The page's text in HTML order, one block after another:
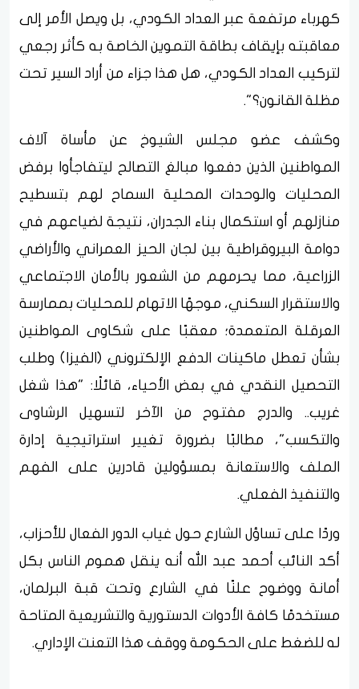
كهرباء مرتفعة عبر العداد الكودي، بل ويصل الأمر إلى
معاقبته بإيقاف بطاقة التموين الخاصة به كأثر رجعي
لتركيب العداد الكودي، هل هذا جزاء من أراد السير تحت
مظلة القانون؟".
​وكشف عضو مجلس الشيوخ عن مأساة آلاف
المواطنين الذين دفعوا مبالغ التصالح ليتفاجأوا برفض
المحليات والوحدات المحلية السماح لهم بتسطيح
منازلهم أو استكمال بناء الجدران، نتيجة لضياعهم في
دوامة البيروقراطية بين لجان الحيز العمراني والأراضي
الزراعية، مما يحرمهم من الشعور بالأمان الاجتماعي
والاستقرار السكني، موجهًا الاتهام للمحليات بممارسة
العرقلة المتعمدة؛ معقبًا على شكاوى المواطنين
بشأن تعطل ماكينات الدفع الإلكتروني (الفيزا) وطلب
التحصيل النقدي في بعض الأحياء، قائلًا: "هذا شغل
غريب.. والدرج مفتوح من الآخر لتسهيل الرشاوى
والتكسب"، مطالبًا بضرورة تغيير استراتيجية إدارة
الملف والاستعانة بمسؤولين قادرين على الفهم
والتنفيذ الفعلي.
​وردًا على تساؤل الشارع حول غياب الدور الفعال للأحزاب،
أكد النائب أحمد عبد الله أنه ينقل هموم الناس بكل
أمانة ووضوح علنًا في الشارع وتحت قبة البرلمان،
مستخدمًا كافة الأدوات الدستورية والتشريعية المتاحة
له للضغط على الحكومة ووقف هذا التعنت الإداري.